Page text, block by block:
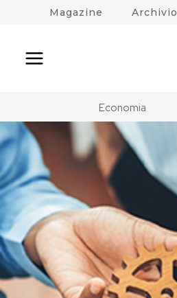
contenuto
Magazine Archivio
Economia